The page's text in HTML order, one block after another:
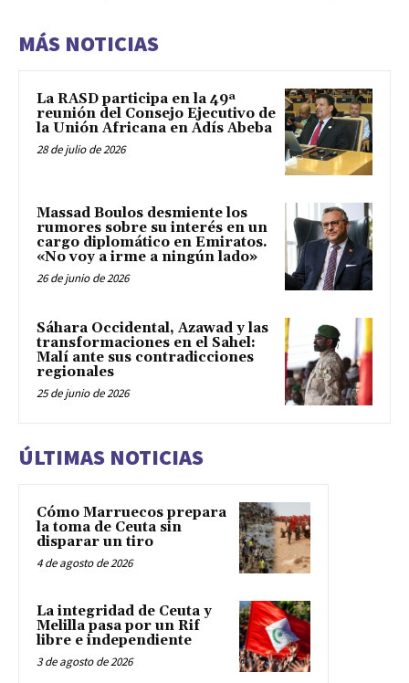
MÁS NOTICIAS
La RASD participa en la 49ª
reunión del Consejo Ejecutivo de
la Unión Africana en Adís Abeba
28 de julio de 2026
Massad Boulos desmiente los
rumores sobre su interés en un
cargo diplomático en Emiratos.
«No voy a irme a ningún lado»
26 de junio de 2026
Sáhara Occidental, Azawad y las
transformaciones en el Sahel:
Malí ante sus contradicciones
regionales
25 de junio de 2026
ÚLTIMAS NOTICIAS
Cómo Marruecos prepara
la toma de Ceuta sin
disparar un tiro
4 de agosto de 2026
La integridad de Ceuta y
Melilla pasa por un Rif
libre e independiente
3 de agosto de 2026